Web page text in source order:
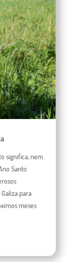
significa, nem
Santo
para
meses